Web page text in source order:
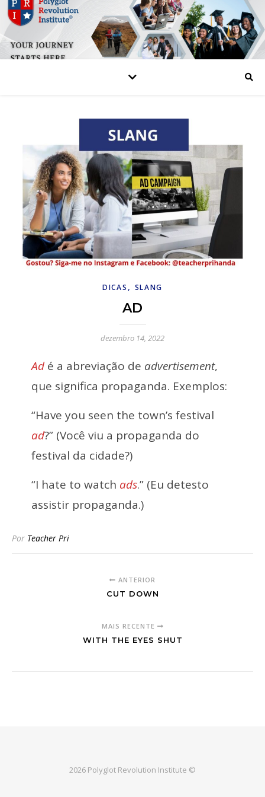
DICAS , SLANG
AD
dezembro 14, 2022
Ad é a abreviação de advertisement,
que significa propaganda. Exemplos:
“Have you seen the town’s festival
ad?” (Você viu a propaganda do
festival da cidade?)
“I hate to watch ads.” (Eu detesto
assistir propaganda.)
Por Teacher Pri
ANTERIOR
CUT DOWN
MAIS RECENTE
WITH THE EYES SHUT
2026 Polyglot Revolution Institute ©